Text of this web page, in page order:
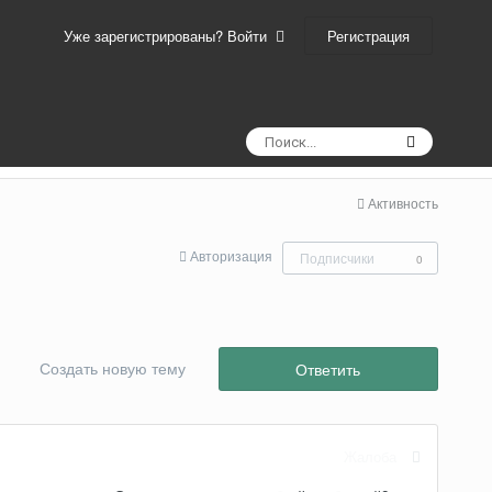
Уже зарегистрированы? Войти Регистрация
Активность
Авторизация Подписчики 0
Ответить
Создать новую тему